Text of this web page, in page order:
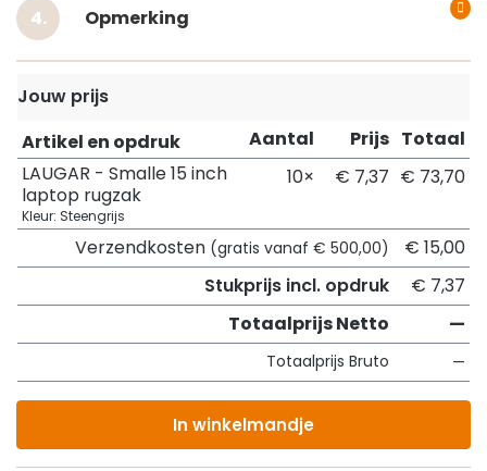
Opmerking
Jouw prijs
Artikel en opdruk
Aantal Prijs Totaal
LAUGAR - Smalle 15 inch
laptop rugzak
Kleur: Steengrijs
10× € 7,37 € 73,70
Verzendkosten (gratis vanaf € 500,00)
€ 15,00
Stukprijs incl. opdruk
€ 7,37
Totaalprijs Netto
—
Totaalprijs Bruto —
In winkelmandje